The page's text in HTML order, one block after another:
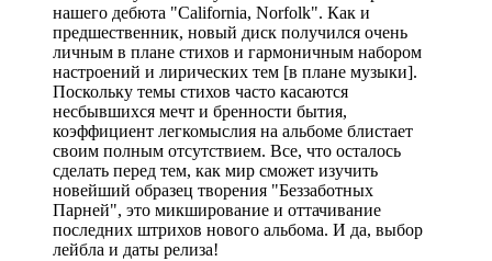
нашего дебюта "California, Norfolk". Как и
предшественник, новый диск получился очень
личным в плане стихов и гармоничным набором
настроений и лирических тем [в плане музыки].
Поскольку темы стихов часто касаются
несбывшихся мечт и бренности бытия,
коэффициент легкомыслия на альбоме блистает
своим полным отсутствием. Все, что осталось
сделать перед тем, как мир сможет изучить
новейший образец творения "Беззаботных
Парней", это микширование и оттачивание
последних штрихов нового альбома. И да, выбор
лейбла и даты релиза!